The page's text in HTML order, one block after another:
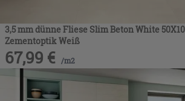
3,5 mm dünne Fliese Slim Beton White
Zementoptik Weiß
67,99 € /m2